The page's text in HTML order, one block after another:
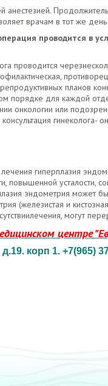
врачам в тот же день
проводится в
проводится
планов
порядке для каждой
онкологии или
гиперплазия
повышенной усталости,
эндометрия может
(железистая и
могут
центре
корп 1. +7(965)